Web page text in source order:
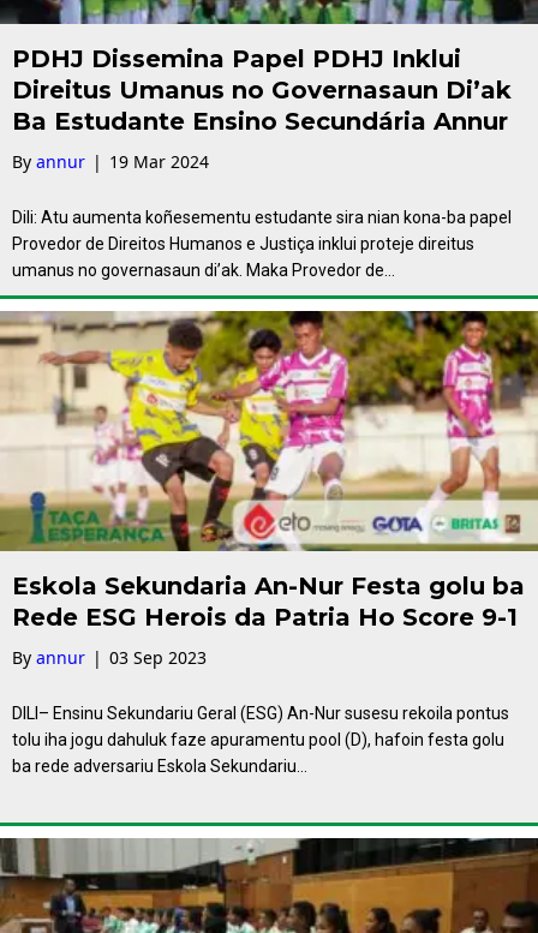
PDHJ Dissemina Papel PDHJ Inklui
Direitus Umanus no Governasaun Di’ak
Ba Estudante Ensino Secundária Annur
By annur | 19 Mar 2024
Dili: Atu aumenta koñesementu estudante sira nian kona-ba papel
Provedor de Direitos Humanos e Justiça inklui proteje direitus
umanus no governasaun di’ak. Maka Provedor de…
Eskola Sekundaria An-Nur Festa golu ba
Rede ESG Herois da Patria Ho Score 9-1
By annur | 03 Sep 2023
DILI– Ensinu Sekundariu Geral (ESG) An-Nur susesu rekoila pontus
tolu iha jogu dahuluk faze apuramentu pool (D), hafoin festa golu
ba rede adversariu Eskola Sekundariu…